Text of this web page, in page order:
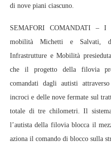
di nove piani ciascuno.
SEMAFORI COMANDATI – I
mobilità Michetti e Salvati,
Infrastrutture e Mobilità
che il progetto della filovia
comandati dagli autisti
incroci e delle nove fermate sul
totale di tre chilometri. Il
l’autista della filovia blocca il
aziona il comando di blocco sulla